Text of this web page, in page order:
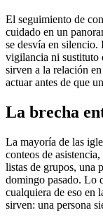
El seguimiento de
cuidado en un
se desvía en silencio.
vigilancia ni sustituto
sirven a la relación
actuar antes de que
La brecha
La mayoría de las
conteos de
listas de grupos, una
domingo pasado. Lo
cualquiera de eso en
sirven: una persona